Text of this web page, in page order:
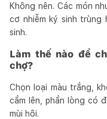
Không nên. Các món
cơ nhiễm ký sinh trùng
sinh.
Làm thế nào để
chợ?
Chọn loại màu trắng,
cầm lên, phần lòng có
mùi hôi.